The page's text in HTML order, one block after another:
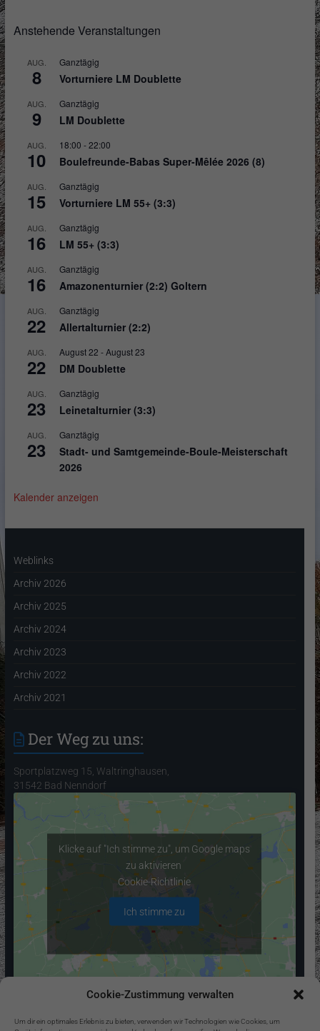
Cookie-Zustimmung verwalten
Um dir ein optimales Erlebnis zu bieten, verwenden wir Technologien wie Cookies, um
Anstehende Veranstaltungen
AUG.
8
Ganztägig
Vorturniere LM Doublette
AUG.
9
Ganztägig
LM Doublette
AUG.
10
18:00 -22:00
Boulefreunde-Babas Super-Mêlée 2026 (8)
AUG.
15
Ganztägig
Vorturniere LM 55+ (3:3)
AUG.
16
Ganztägig
LM 55+ (3:3)
AUG.
16
Ganztägig
Amazonenturnier (2:2) Goltern
AUG.
22
Ganztägig
Allertalturnier (2:2)
AUG.
22
August 22 -August 23
DM Doublette
AUG.
23
Ganztägig
Leinetalturnier (3:3)
AUG.
23
Ganztägig
Stadt- und Samtgemeinde-Boule-Meisterschaft
2026
Kalender anzeigen
Weblinks
Archiv 2026
Archiv 2025
Archiv 2024
Archiv 2023
Archiv 2022
Archiv 2021
Der Weg zu uns:
Sportplatzweg 15, Waltringhausen,
31542 Bad Nenndorf
Klicke auf "Ich stimme zu", um Google maps
zu aktivieren
Cookie-Richtlinie
Ich stimme zu
Kontaktdaten: